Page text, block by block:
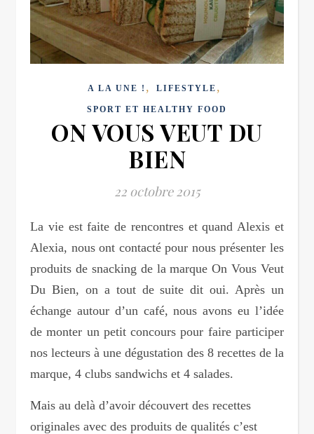
A LA UNE ! , LIFESTYLE ,
SPORT ET HEALTHY FOOD
ON VOUS VEUT DU
BIEN
22 octobre 2015
La vie est faite de rencontres et quand Alexis et
Alexia, nous ont contacté pour nous présenter les
produits de snacking de la marque On Vous Veut
Du Bien, on a tout de suite dit oui. Après un
échange autour d’un café, nous avons eu l’idée
de monter un petit concours pour faire participer
nos lecteurs à une dégustation des 8 recettes de la
marque, 4 clubs sandwichs et 4 salades.
Mais au delà d’avoir découvert des recettes
originales avec des produits de qualités c’est